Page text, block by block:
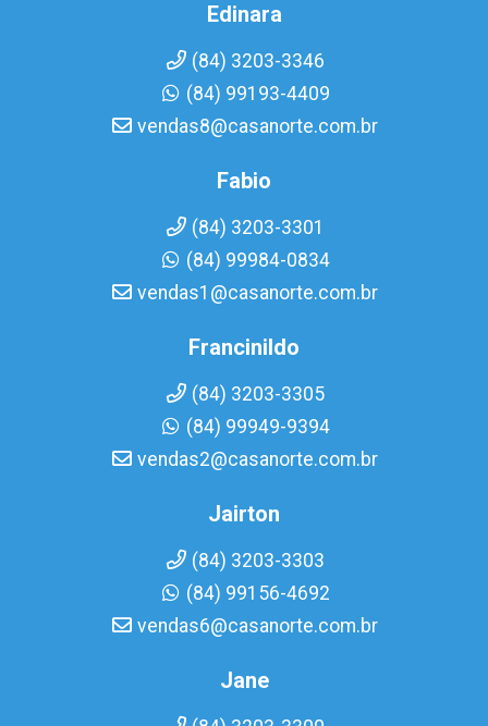
Edinara
(84) 3203-3346
(84) 99193-4409
vendas8@casanorte.com.br
Fabio
(84) 3203-3301
(84) 99984-0834
vendas1@casanorte.com.br
Francinildo
(84) 3203-3305
(84) 99949-9394
vendas2@casanorte.com.br
Jairton
(84) 3203-3303
(84) 99156-4692
vendas6@casanorte.com.br
Jane